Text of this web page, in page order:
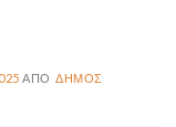
ΔΉΜΟΣ